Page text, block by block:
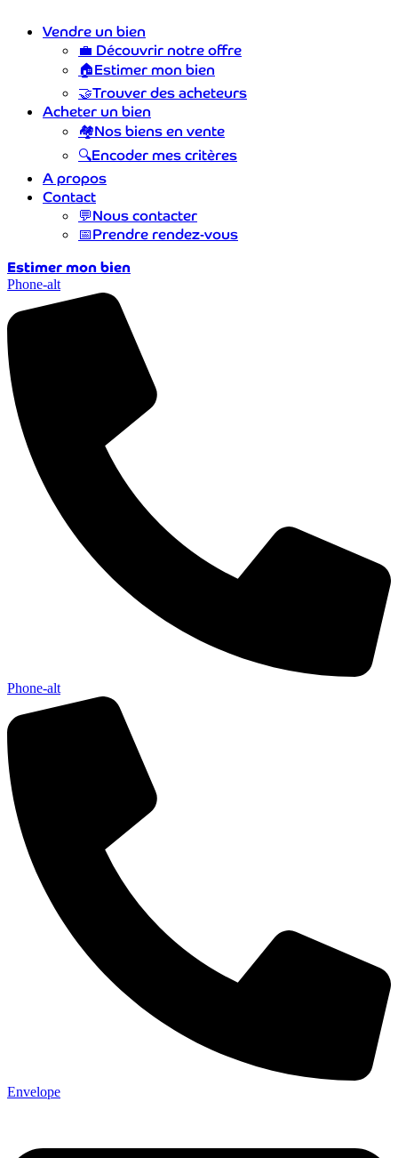
Vendre un bien
💼 Découvrir notre offre
🏠Estimer mon bien
🤝Trouver des acheteurs
Acheter un bien
🏘️Nos biens en vente
🔍Encoder mes critères
A propos
Contact
💬Nous contacter
📅Prendre rendez-vous
Estimer mon bien
Phone-alt
Phone-alt
Envelope